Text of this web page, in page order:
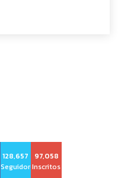
128,657
Seguidores
97,058
Inscritos